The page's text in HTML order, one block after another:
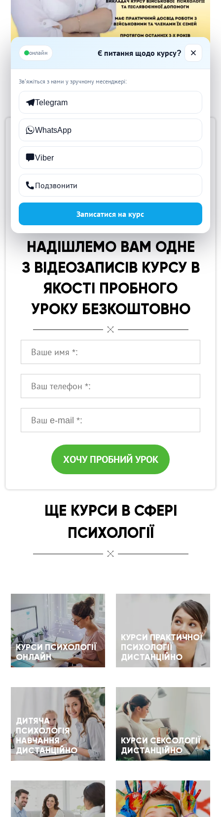
СКЛАДНО ПРИЙНЯТИ
РІШЕННЯ? ЗАЛИШАЙТЕ
НОМЕР ТЕЛЕФОНА
ПРИЄДНАНИЙ ДО
ТЕЛЕГРАМ І МИ
НАДІШЛЕМО ВАМ ОДНЕ
З ВІДЕОЗАПИСІВ КУРСУ В
ЯКОСТІ ПРОБНОГО
УРОКУ БЕЗКОШТОВНО
ХОЧУ ПРОБНИЙ УРОК
ЩЕ КУРСИ В СФЕРІ
ПСИХОЛОГІЇ
КУРСИ ПСИХОЛОГІЇ
ОНЛАЙН
КУРСИ ПРАКТИЧНОЇ
ПСИХОЛОГІЇ
ДИСТАНЦІЙНО
ДИТЯЧА
ПСИХОЛОГІЯ
НАВЧАННЯ
ДИСТАНЦІЙНО
КУРСИ СЕКСОЛОГІЇ
ДИСТАНЦІЙНО
онлайн Є питання щодо курсу?
Зв’яжіться з нами у зручному месенджері:
Telegram
WhatsApp
Viber
Подзвонити
Записатися на курс